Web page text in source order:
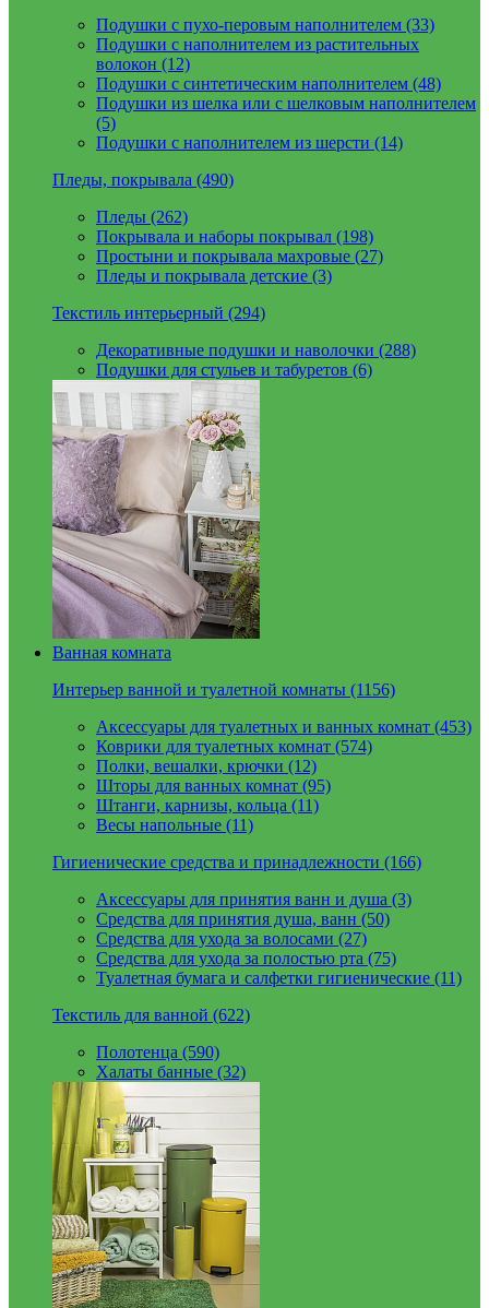
Подушки с пухо-перовым наполнителем (33)
Подушки с наполнителем из растительных
волокон (12)
Подушки с синтетическим наполнителем (48)
Подушки из шелка или с шелковым наполнителем
(5)
Подушки с наполнителем из шерсти (14)
Пледы, покрывала (490)
Пледы (262)
Покрывала и наборы покрывал (198)
Простыни и покрывала махровые (27)
Пледы и покрывала детские (3)
Текстиль интерьерный (294)
Декоративные подушки и наволочки (288)
Подушки для стульев и табуретов (6)
Ванная комната
Интерьер ванной и туалетной комнаты (1156)
Аксессуары для туалетных и ванных комнат (453)
Коврики для туалетных комнат (574)
Полки, вешалки, крючки (12)
Шторы для ванных комнат (95)
Штанги, карнизы, кольца (11)
Весы напольные (11)
Гигиенические средства и принадлежности (166)
Аксессуары для принятия ванн и душа (3)
Средства для принятия душа, ванн (50)
Средства для ухода за волосами (27)
Средства для ухода за полостью рта (75)
Туалетная бумага и салфетки гигиенические (11)
Текстиль для ванной (622)
Полотенца (590)
Халаты банные (32)